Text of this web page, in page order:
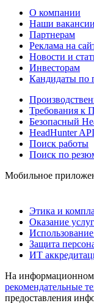
О компании
Наши вакансии
Партнерам
Реклама на
Новости и
Инвесторам
Кандидаты по
Требования к
Безопасный
HeadHunter API
Поиск работы
Поиск по
Мобильное
Этика и
Оказание услуг
Защита
ИТ
На информационном
рекомендательные
предоставления